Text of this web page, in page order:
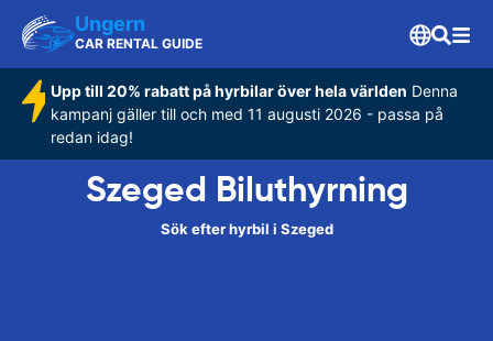
Ungern
CAR RENTAL GUIDE
Upp till 20% rabatt på hyrbilar över hela världen Denna
kampanj gäller till och med 11 augusti 2026 - passa på
redan idag!
Szeged Biluthyrning
Sök efter hyrbil i Szeged